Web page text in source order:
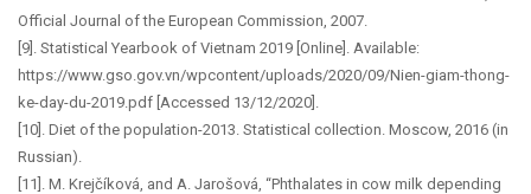
Official Journal of the European Commission, 2007.
[9]. Statistical Yearbook of Vietnam 2019 [Online]. Available:
https://www.gso.gov.vn/wpcontent/uploads/2020/09/Nien-giam-thong-
ke-day-du-2019.pdf [Accessed 13/12/2020].
[10]. Diet of the population-2013. Statistical collection. Moscow, 2016 (in
Russian).
[11]. M. Krejčíková, and A. Jarošová, “Phthalates in cow milk depending